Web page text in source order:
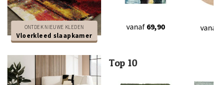
ONTDEK NIEUWE KLEDEN
Vloerkleed slaapkamer
vanaf 69,90 vanaf
Top 10